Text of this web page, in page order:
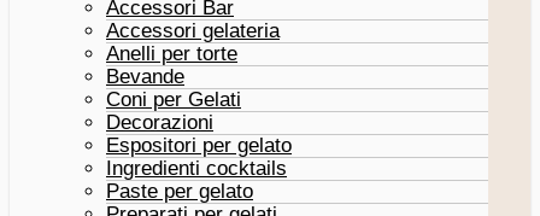
Accessori Bar
Accessori gelateria
Anelli per torte
Bevande
Coni per Gelati
Decorazioni
Espositori per gelato
Ingredienti cocktails
Paste per gelato